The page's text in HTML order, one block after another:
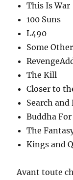
This Is War
100 Suns
L490
Some
The Kill
Closer to
Search and
Buddha
The
Kings and
Avant toute